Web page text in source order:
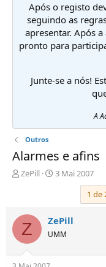
Após o registo
seguindo as
apresentar. Após
pronto para
Junte-se a nós!
A
Outros
Alarmes e afins
I
c
i
a
d
ZePill
D
a
d
e
i
3 Mai 2007
1 de
Z ZePill
UMM